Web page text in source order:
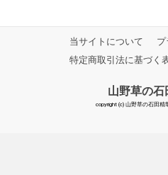
当サイトについて
特定商取引法に基づく
山野草の石
copyright (c) 山野草の石田精